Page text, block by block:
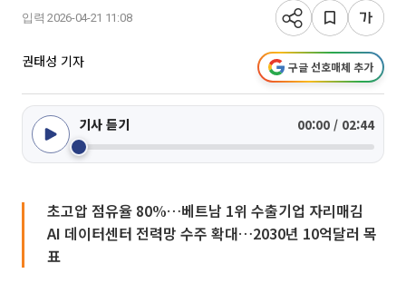
입력 2026-04-21 11:08
권태성 기자 구글 선호매체 추가
기사 듣기 00:00 / 02:44
초고압 점유율 80%…베트남 1위 수출기업 자리매김
AI 데이터센터 전력망 수주 확대…2030년 10억달러 목
표